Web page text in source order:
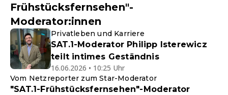
Frühstücksfernsehen"-
Moderator:innen
Privatleben und Karriere
SAT.1-Moderator Philipp Isterewicz
teilt intimes Geständnis
16.06.2026 • 10:25 Uhr
Vom Netzreporter zum Star-Moderator
"SAT.1-Frühstücksfernsehen"-Moderator